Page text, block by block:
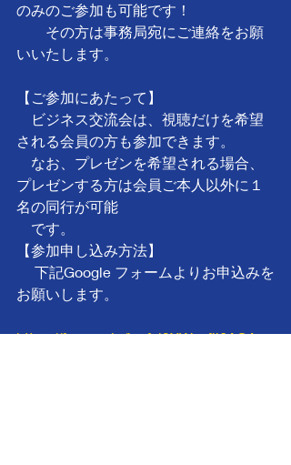
のみのご参加も可能です！
その方は事務局宛にご連絡をお願
いいたします。
【ご参加にあたって】
ビジネス交流会は、視聴だけを希望
される会員の方も参加できます。
なお、プレゼンを希望される場合、
プレゼンする方は会員ご本人以外に１
名の同行が可能
です。
【参加申し込み方法】
お願いします。
https://forms.gle/bwfvi2XWxyfij6AQA